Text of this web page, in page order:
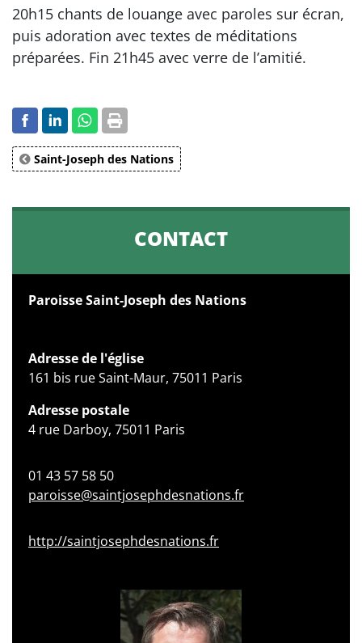
20h15 chants de louange avec paroles sur écran,
puis adoration avec textes de méditations
préparées. Fin 21h45 avec verre de l’amitié.
Saint-Joseph des Nations
CONTACT
Paroisse Saint-Joseph des Nations
Adresse de l'église
161 bis rue Saint-Maur, 75011 Paris
Adresse postale
4 rue Darboy, 75011 Paris
01 43 57 58 50
paroisse@saintjosephdesnations.fr
http://saintjosephdesnations.fr